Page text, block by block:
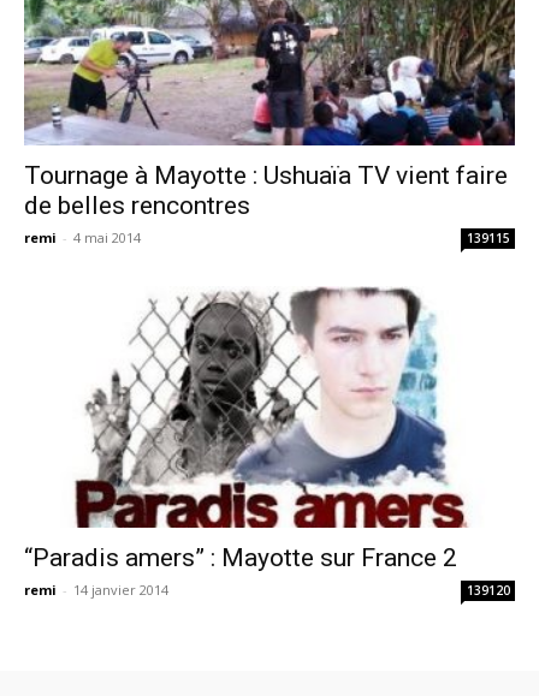
Tournage à Mayotte : Ushuaïa TV vient faire
de belles rencontres
remi - 4 mai 2014 139115
“Paradis amers” : Mayotte sur France 2
remi - 14 janvier 2014 139120